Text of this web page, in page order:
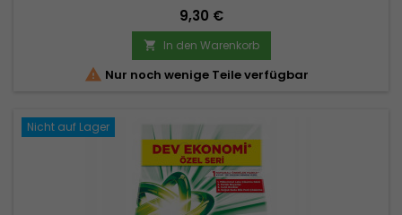
Preis
9,30 €
 In den Warenkorb
 Nur noch wenige Teile verfügbar
Nicht auf Lager